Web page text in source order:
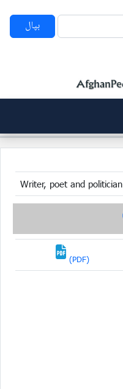
بپال
Writer, poet and politician
(PDF)